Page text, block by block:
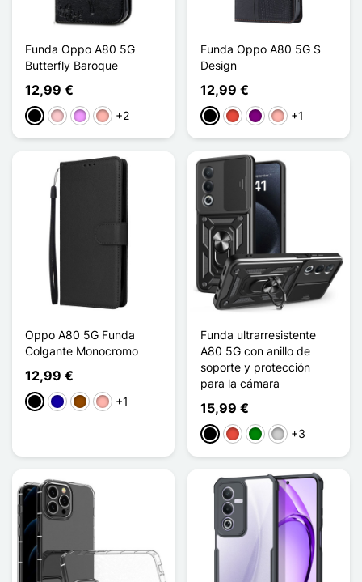
Funda Oppo A80 5G
Butterfly Baroque
12,99 €
NegroRosaMorado claro
Oro rosa
+2
Funda Oppo A80 5G S
Design
12,99 €
NegroRojoPúrpuraOro rosa
+1
Oppo A80 5G Funda
Colgante Monocromo
12,99 €
NegroAzul oscuro
MarrónOro rosa
+1
Funda ultrarresistente
A80 5G con anillo de
soporte y protección
para la cámara
15,99 €
NegroRojoVerdePlata+3